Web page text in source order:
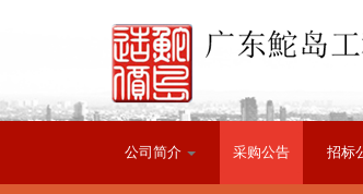
公司简介 采购公告 招标